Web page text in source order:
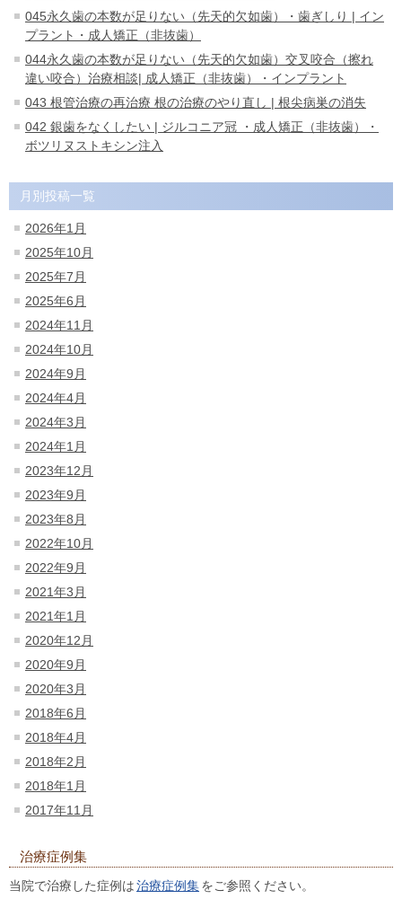
045永久歯の本数が足りない（先天的欠如歯）・歯ぎしり | イン
プラント・成人矯正（非抜歯）
044永久歯の本数が足りない（先天的欠如歯）交叉咬合（擦れ
違い咬合）治療相談| 成人矯正（非抜歯）・インプラント
043 根管治療の再治療 根の治療のやり直し | 根尖病巣の消失
042 銀歯をなくしたい | ジルコニア冠 ・成人矯正（非抜歯）・
ボツリヌストキシン注入
月別投稿一覧
2026年1月
2025年10月
2025年7月
2025年6月
2024年11月
2024年10月
2024年9月
2024年4月
2024年3月
2024年1月
2023年12月
2023年9月
2023年8月
2022年10月
2022年9月
2021年3月
2021年1月
2020年12月
2020年9月
2020年3月
2018年6月
2018年4月
2018年2月
2018年1月
2017年11月
治療症例集
当院で治療した症例は治療症例集をご参照ください。